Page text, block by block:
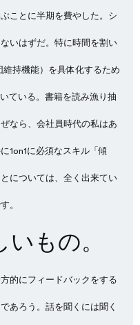
ことに半期を費やした。シ
いはずだ。特に時間を割い
持機能）を具体化するため
ている。書籍を読み漁り抽
なら、会社員時代の私はあ
1on1に必須なスキル「傾
については、全く出来てい
。
もの。
的にフィードバックをする
あろう。話を聞くには聞く